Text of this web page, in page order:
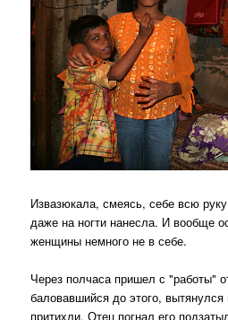
Извазюкала, смеясь, себе всю
даже на ногти нанесла. И вообще
женщины немного не в себе.
Через полчаса пришел с "работы"
баловавшийся до этого,
притихли. Отец погнал его